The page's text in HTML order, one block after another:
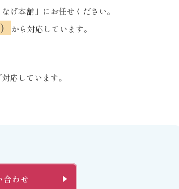
げ本舗」にお任せください。
から対応しています。
応しています。
合わせ